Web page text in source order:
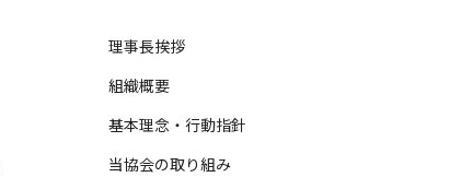
理事長挨拶
組織概要
基本理念・行動指針
当協会の取り組み